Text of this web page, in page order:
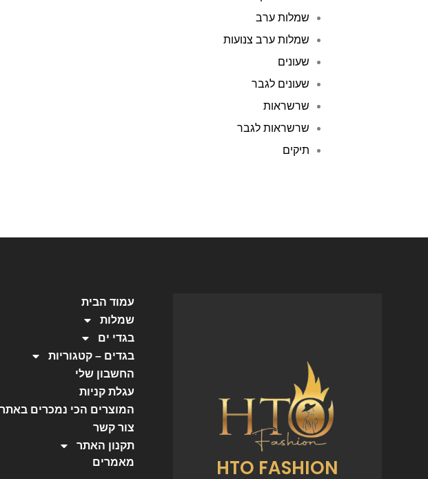
שמלות ערב
שמלות ערב צנועות
שעונים
שעונים לגבר
שרשראות
שרשראות לגבר
תיקים
HTO FASHION
עמוד הבית
שמלות
בגדי ים
בגדים – קטגוריות
החשבון שלי
עגלת קניות
המוצרים הכי נמכרים
צור קשר
תקנון האתר
מאמרים